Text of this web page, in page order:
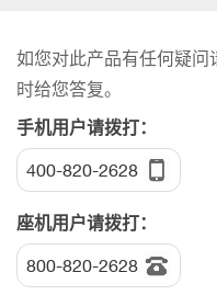
如您对此产品有任何疑问
时给您答复。
手机用户请拨打：
400-820-2628
座机用户请拨打：
800-820-2628